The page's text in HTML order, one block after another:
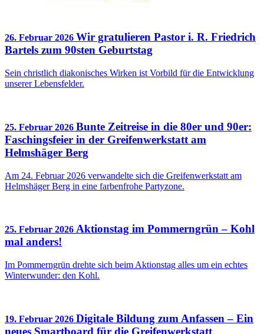
26. Februar 2026 Wir gratulieren Pastor i. R. Friedrich
Bartels zum 90sten Geburtstag
Sein christlich diakonisches Wirken ist Vorbild für die Entwicklung
unserer Lebensfelder.
25. Februar 2026 Bunte Zeitreise in die 80er und 90er:
Faschingsfeier in der Greifenwerkstatt am
Helmshäger Berg
Am 24. Februar 2026 verwandelte sich die Greifenwerkstatt am
Helmshäger Berg in eine farbenfrohe Partyzone.
25. Februar 2026 Aktionstag im Pommerngrün – Kohl
mal anders!
Im Pommerngrün drehte sich beim Aktionstag alles um ein echtes
Winterwunder: den Kohl.
19. Februar 2026 Digitale Bildung zum Anfassen – Ein
neues Smartboard für die Greifenwerkstatt